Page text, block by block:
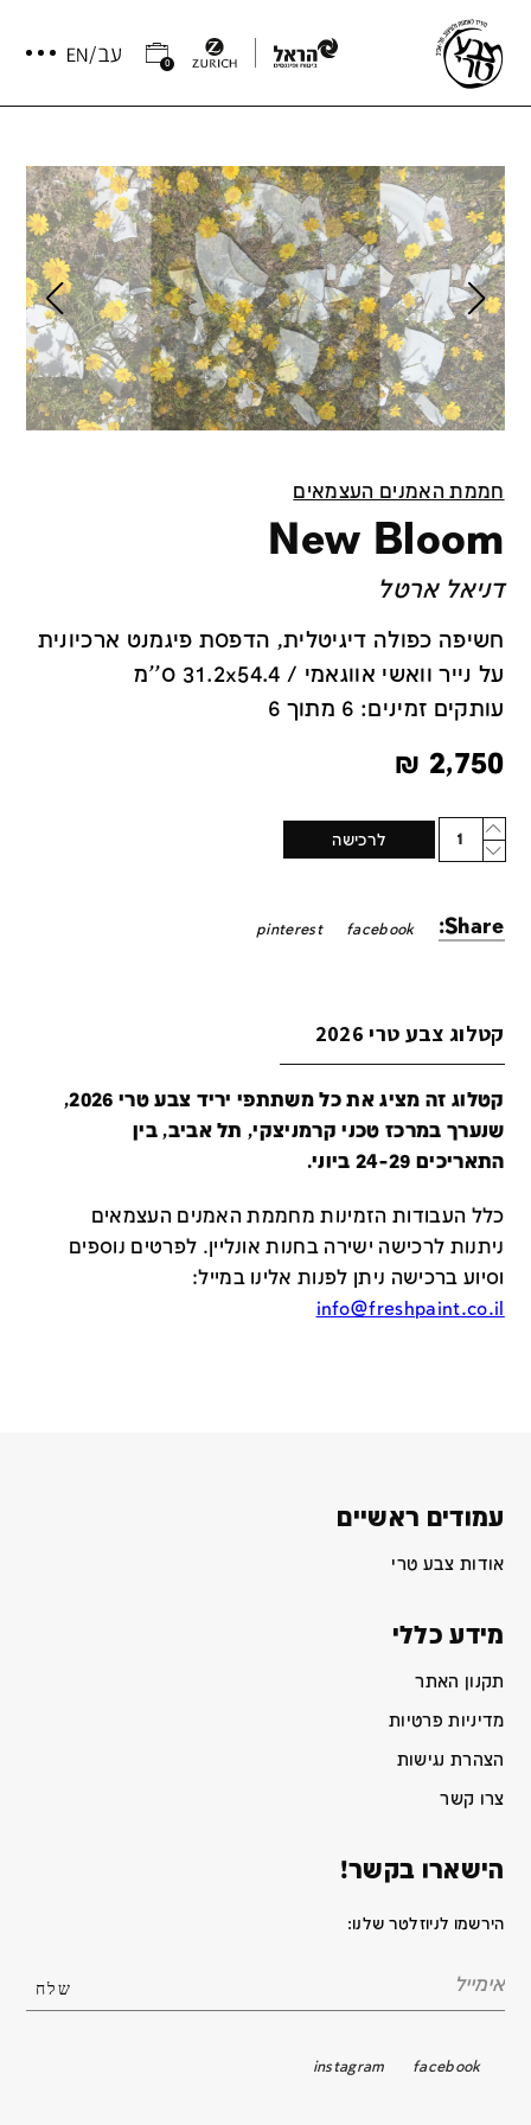
0
חממת האמנים העצמאים
New Bloom
דניאל ארטל
חשיפה כפולה דיגיטלית, הדפסת פיגמנט ארכיונית
על נייר וואשי אווגאמי / 31.2x54.4 ס''מ
עותקים זמינים: 6 מתוך 6
2,750
₪
Quantity
לרכישה
Share:
facebook
pinterest
קטלוג צבע טרי 2026
קטלוג זה מציג את כל משתתפי יריד צבע טרי 2026,
שנערך במרכז טכני קרמניצקי, תל אביב, בין
התאריכים 24-29 ביוני.
כלל העבודות הזמינות מחממת האמנים העצמאים
ניתנות לרכישה ישירה בחנות אונליין . לפרטים נוספים
וסיוע ברכישה ניתן לפנות אלינו במייל:
info@freshpaint.co.il
עמודים ראשיים
אודות צבע טרי
מידע כללי
תקנון האתר
מדיניות פרטיות
הצהרת נגישות
צרו קשר
הישארו בקשר!
הירשמו לניוזלטר שלנו:
facebook
instagram